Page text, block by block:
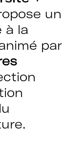
un
à la
par